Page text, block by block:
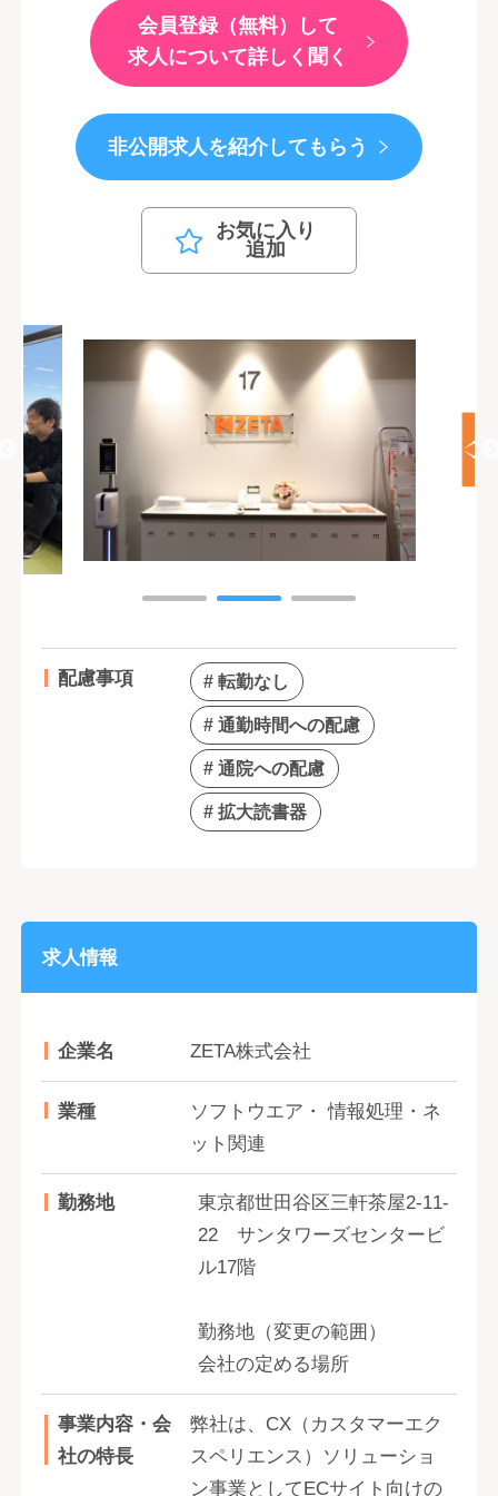
会員登録（無料）して
求人について詳しく聞く
非公開求人を紹介してもらう
お気に入り
追加
配慮事項 # 転勤なし
# 通勤時間への配慮
# 通院への配慮
# 拡大読書器
求人情報
企業名 ZETA株式会社
業種
ソフトウエア・ 情報処理・ネ
ット関連
勤務地
東京都世田谷区三軒茶屋2-11-
22 サンタワーズセンタービ
ル17階
勤務地（変更の範囲）
会社の定める場所
事業内容・会
社の特長
弊社は、CX（カスタマーエク
スペリエンス）ソリューショ
ン事業としてECサイト向けの